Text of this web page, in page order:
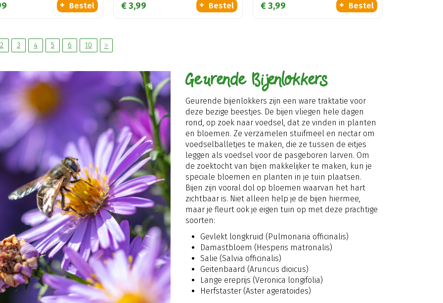
Bestel €3,99 Bestel € 3,99 Bestel
2 3 4 5 6 10
Geurende Bijenlokkers
Geurende bijenlokkers zijn een ware traktatie voor
deze bezige beestjes. De bijen vliegen hele dagen
rond, op zoek naar voedsel, dat ze vinden in planten
en bloemen. Ze verzamelen stuifmeel en nectar om
voedselballetjes te maken, die ze tussen de eitjes
leggen als voedsel voor de pasgeboren larven. Om
de zoektocht van bijen makkelijker te maken, kun je
speciale bloemen en planten in je tuin plaatsen.
Bijen zijn vooral dol op bloemen waarvan het hart
zichtbaar is. Niet alleen help je de bijen hiermee,
maar je fleurt ook je eigen tuin op met deze prachtige
soorten:
Gevlekt longkruid (Pulmonaria officinalis)
Damastbloem (Hesperis matronalis)
Salie (Salvia officinalis)
Geitenbaard (Aruncus dioicus)
Lange ereprijs (Veronica longifolia)
Herfstaster (Aster ageratoides)